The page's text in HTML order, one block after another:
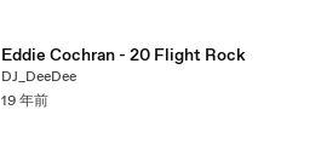
Eddie Cochran - 20 Flight Rock
DJ_DeeDee
19 年前